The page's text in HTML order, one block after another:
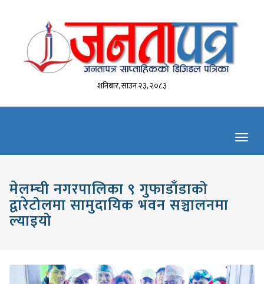
शनिबार, साउन २३, २०८३
मेलम्ची नगरपालिका ९ गुफाडाँडाको
द्वारेटोलमा सामुदायिक भवन सञ्चालनमा
ल्याइयो